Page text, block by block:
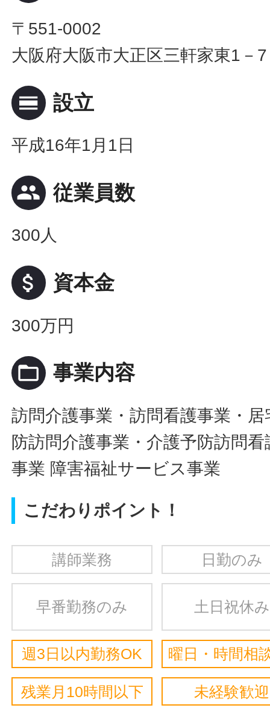
〒551-0002
大阪府大阪市大正区三軒家東1－
calendar_view_day 設立
平成16年1月1日
people 従業員数
300人
attach_money 資本金
300万円
folder_open 事業内容
訪問介護事業・訪問看護事業・
防訪問介護事業・介護予防訪問
事業 障害福祉サービス事業
こだわりポイント！
講師業務 日勤のみ
早番勤務のみ 土日祝休み
週3日以内勤務OK 曜日・時間相
残業月10時間以下 未経験歓迎